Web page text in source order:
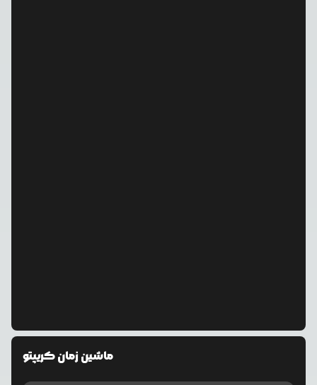
ماشین زمان کریپتو